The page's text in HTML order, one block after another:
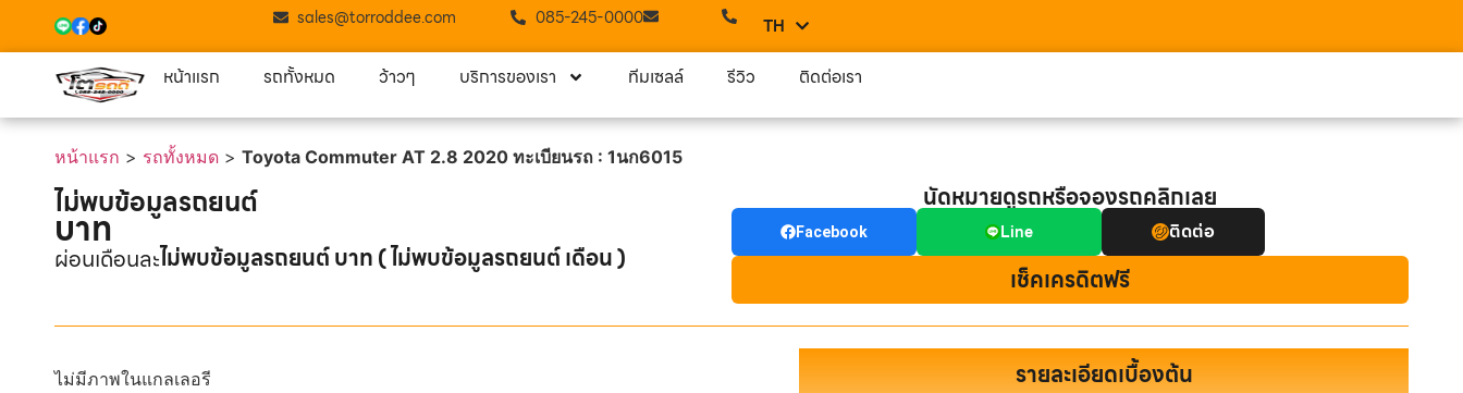
sales@torroddee.com 085-245-0000 TH
EN
หน้าแรก รถทั้งหมด ว้าวๆ บริการของเรา ทีมเซลล์ รีวิว ติดต่อเรา
หน้าแรก > รถทั้งหมด > Toyota Commuter AT 2.8 2020 ทะเบียนรถ : 1นก6015
ไม่พบข้อมูลรถยนต์
บาท
ผ่อนเดือนละไม่พบข้อมูลรถยนต์ บาท ( ไม่พบข้อมูลรถยนต์ เดือน )
นัดหมายดูรถหรือจองรถคลิกเลย
Facebook Line ติดต่อ
เช็คเครดิตฟรี
ไม่มีภาพในแกลเลอรี รายละเอียดเบื้องต้น